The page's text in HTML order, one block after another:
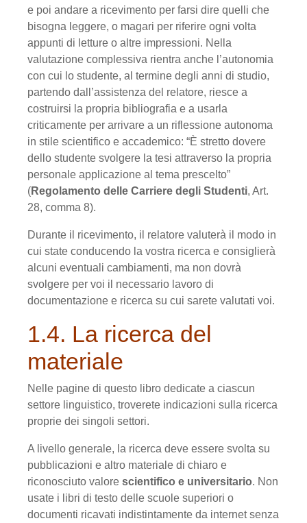
e poi andare a ricevimento per farsi dire quelli che
bisogna leggere, o magari per riferire ogni volta
appunti di letture o altre impressioni. Nella
valutazione complessiva rientra anche l’autonomia
con cui lo studente, al termine degli anni di studio,
partendo dall’as­sistenza del relatore, riesce a
costruirsi la propria bibliografia e a usarla
criticamente per arrivare a un riflessione autonoma
in stile scientifico e accademico: “È stretto dovere
dello studente svolgere la tesi attraverso la propria
personale applicazione al tema prescelto”
(Regolamento delle Carriere degli Studenti, Art.
28, comma 8).
Durante il ricevimento, il relatore valuterà il modo in
cui state conducendo la vostra ricerca e consiglierà
alcuni eventuali cambiamenti, ma non dovrà
svolgere per voi il necessario lavoro di
documentazione e ricerca su cui sarete valutati voi.
1.4. La ricerca del
materiale
Nelle pagine di questo libro dedicate a ciascun
settore linguistico, troverete indicazioni sulla ricerca
proprie dei singoli settori.
A livello generale, la ricerca deve essere svolta su
pubblicazioni e altro materiale di chiaro e
riconosciuto valore scientifico e universitario. Non
usate i libri di testo delle scuole superiori o
documenti ricavati indistintamente da internet senza